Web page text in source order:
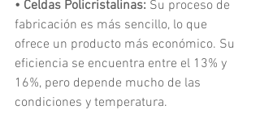
• Celdas Policristalinas: Su proceso de
fabricación es más sencillo, lo que
ofrece un producto más económico. Su
eficiencia se encuentra entre el 13% y
16%, pero depende mucho de las
condiciones y temperatura.